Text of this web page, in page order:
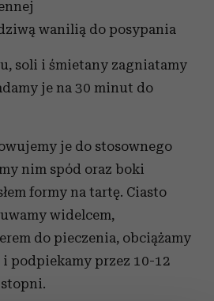
wanilią do posypania
soli i śmietany zagniatamy
je na 30 minut do
je do stosownego
nim spód oraz boki
formy na tartę. Ciasto
widelcem,
do pieczenia, obciążamy
podpiekamy przez 10-12